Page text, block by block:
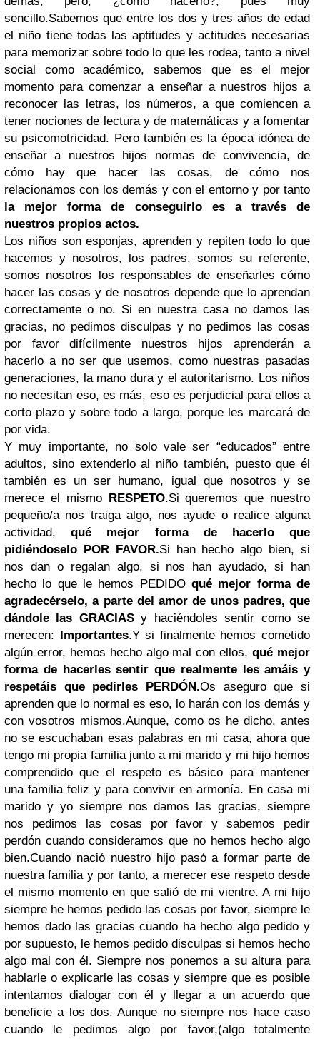
sencillo.Sabemos que entre los dos y tres años de edad
el niño tiene todas las aptitudes y actitudes necesarias
para memorizar sobre todo lo que les rodea, tanto a nivel
social como académico, sabemos que es el mejor
momento para comenzar a enseñar a nuestros hijos a
reconocer las letras, los números, a que comiencen a
tener nociones de lectura y de matemáticas y a fomentar
su psicomotricidad. Pero también es la época idónea de
enseñar a nuestros hijos normas de convivencia, de
cómo hay que hacer las cosas, de cómo nos
relacionamos con los demás y con el entorno y por tanto
la mejor forma de conseguirlo es a través de
nuestros propios actos.
Los niños son esponjas, aprenden y repiten todo lo que
hacemos y nosotros, los padres, somos su referente,
somos nosotros los responsables de enseñarles cómo
hacer las cosas y de nosotros depende que lo aprendan
correctamente o no. Si en nuestra casa no damos las
gracias, no pedimos disculpas y no pedimos las cosas
por favor difícilmente nuestros hijos aprenderán a
hacerlo a no ser que usemos, como nuestras pasadas
generaciones, la mano dura y el autoritarismo. Los niños
no necesitan eso, es más, eso es perjudicial para ellos a
corto plazo y sobre todo a largo, porque les marcará de
por vida.
Y muy importante, no solo vale ser “educados” entre
adultos, sino extenderlo al niño también, puesto que él
también es un ser humano, igual que nosotros y se
merece el mismo
RESPETO.Si queremos que nuestro
pequeño/a nos traiga algo, nos ayude o realice alguna
actividad,qué mejor forma de hacerlo que
pidiéndoselo POR FAVOR.Si han hecho algo bien, si
nos dan o regalan algo, si nos han ayudado, si han
hecho lo que le hemos PEDIDO qué mejor forma de
agradecérselo, a parte del amor de unos padres, que
dándole las GRACIAS y haciéndoles sentir como se
merecen:
Importantes.Y si finalmente hemos cometido
algún error, hemos hecho algo mal con ellos, qué mejor
forma de hacerles sentir que realmente les amáis y
respetáis que pedirles PERDÓN.Os aseguro que si
aprenden que lo normal es eso, lo harán con los demás y
con vosotros mismos.Aunque, como os he dicho, antes
no se escuchaban esas palabras en mi casa, ahora que
tengo mi propia familia junto a mi marido y mi hijo hemos
comprendido que el respeto es básico para mantener
una familia feliz y para convivir en armonía. En casa mi
marido y yo siempre nos damos las gracias, siempre
nos pedimos las cosas por favor y sabemos pedir
perdón cuando consideramos que no hemos hecho algo
bien.Cuando nació nuestro hijo pasó a formar parte de
nuestra familia y por tanto, a merecer ese respeto desde
el mismo momento en que salió de mi vientre. A mi hijo
siempre he hemos pedido las cosas por favor, siempre le
hemos dado las gracias cuando ha hecho algo pedido y
por supuesto, le hemos pedido disculpas si hemos hecho
algo mal con él. Siempre nos ponemos a su altura para
hablarle o explicarle las cosas y siempre que es posible
intentamos dialogar con él y llegar a un acuerdo que
beneficie a los dos. Aunque no siempre nos hace caso
cuando le pedimos algo por favor,(algo totalmente